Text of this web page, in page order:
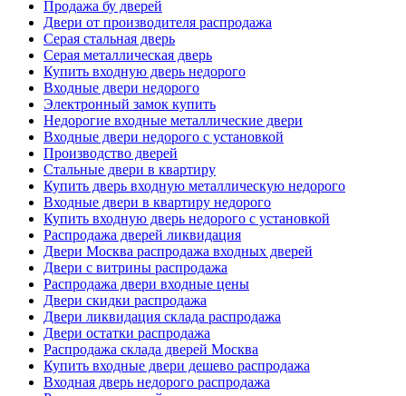
Продажа бу дверей
Двери от производителя распродажа
Серая стальная дверь
Серая металлическая дверь
Купить входную дверь недорого
Входные двери недорого
Электронный замок купить
Недорогие входные металлические двери
Входные двери недорого с установкой
Производство дверей
Стальные двери в квартиру
Купить дверь входную металлическую недорого
Входные двери в квартиру недорого
Купить входную дверь недорого с установкой
Распродажа дверей ликвидация
Двери Москва распродажа входных дверей
Двери с витрины распродажа
Распродажа двери входные цены
Двери скидки распродажа
Двери ликвидация склада распродажа
Двери остатки распродажа
Распродажа склада дверей Москва
Купить входные двери дешево распродажа
Входная дверь недорого распродажа